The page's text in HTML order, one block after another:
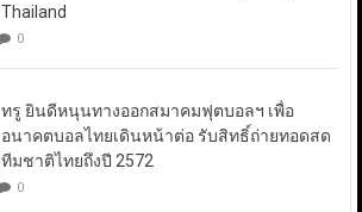
Thailand
0
ทรู ยินดีหนุนทางออกสมาคมฟุตบอลฯ เพื่อ
อนาคตบอลไทยเดินหน้าต่อ รับสิทธิ์ถ่ายทอดสด
ทีมชาติไทยถึงปี 2572
0